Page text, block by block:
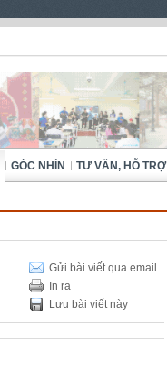
GÓC NHÌN TƯ VẤN, HỖ TRỢ
Gửi bài viết qua email
In ra
Lưu bài viết này